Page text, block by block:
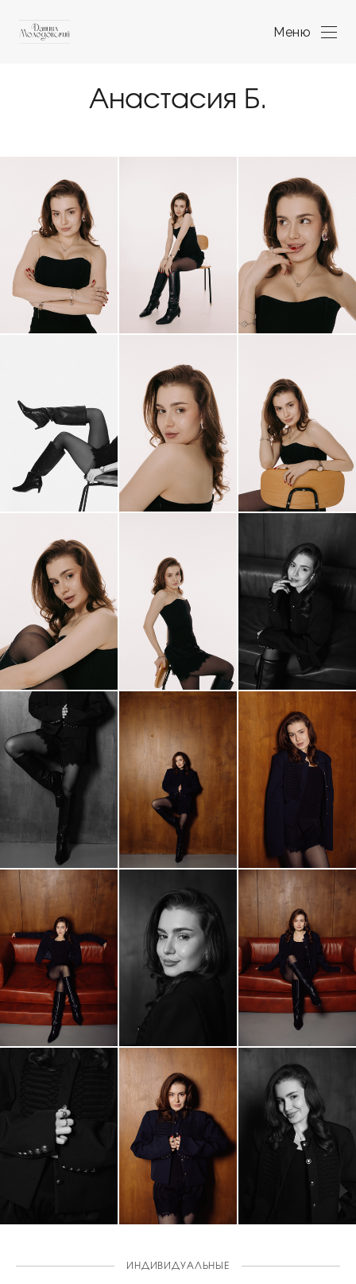
Меню
Анастасия Б.
ИНДИВИДУАЛЬНЫЕ